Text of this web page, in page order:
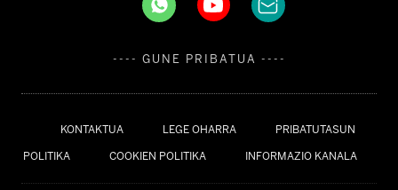
KONTAKTUA LEGE OHARRA PRIBATUTASUN
POLITIKA COOKIEN POLITIKA INFORMAZIO KANALA
---- GUNE PRIBATUA ----